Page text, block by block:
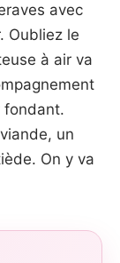
avec
Oubliez le
à air va
fondant.
un
On y va